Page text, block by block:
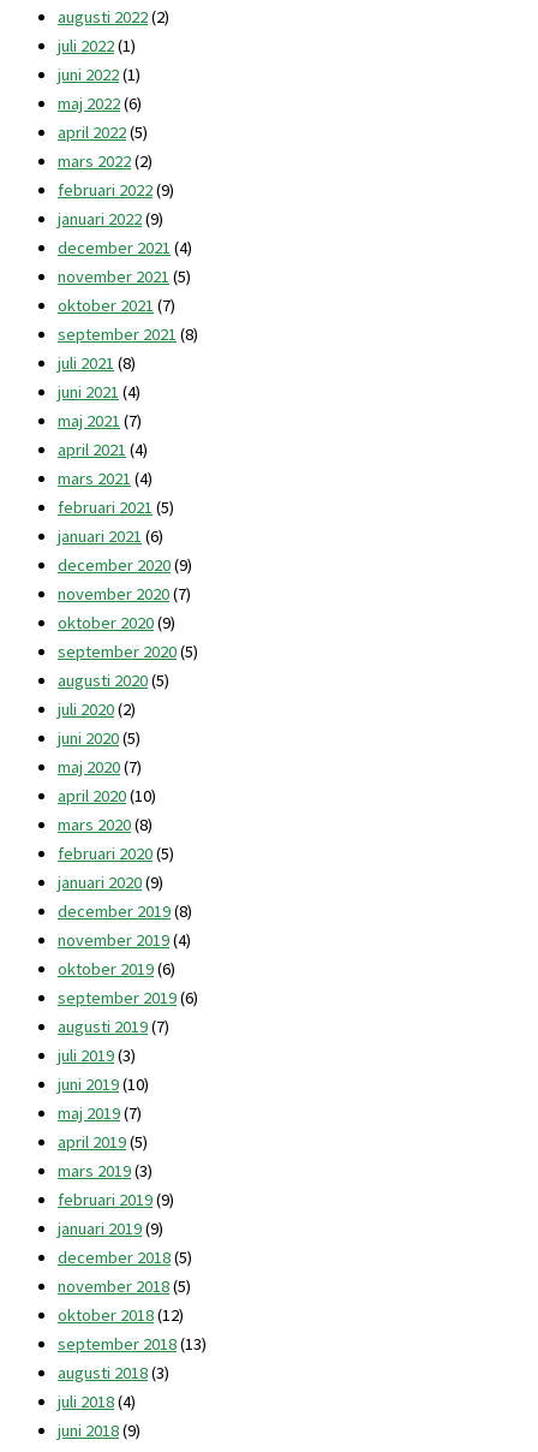
augusti 2022(2)
juli 2022(1)
juni 2022(1)
maj 2022(6)
april 2022(5)
mars 2022(2)
februari 2022(9)
januari 2022(9)
december 2021 (4)
november 2021 (5)
oktober 2021 (7)
september 2021 (8)
juli 2021 (8)
juni 2021 (4)
maj 2021 (7)
april 2021 (4)
mars 2021 (4)
februari 2021 (5)
januari 2021 (6)
december 2020(9)
november 2020(7)
oktober 2020(9)
september 2020(5)
augusti 2020(5)
juli 2020(2)
juni 2020(5)
maj 2020(7)
april 2020(10)
mars 2020(8)
februari 2020(5)
januari 2020(9)
december 2019(8)
november 2019(4)
oktober 2019(6)
september 2019(6)
augusti 2019(7)
juli 2019(3)
juni 2019(10)
maj 2019(7)
april 2019(5)
mars 2019(3)
februari 2019(9)
januari 2019(9)
december 2018(5)
november 2018(5)
oktober 2018(12)
september 2018(13)
augusti 2018(3)
juli 2018(4)
juni 2018(9)